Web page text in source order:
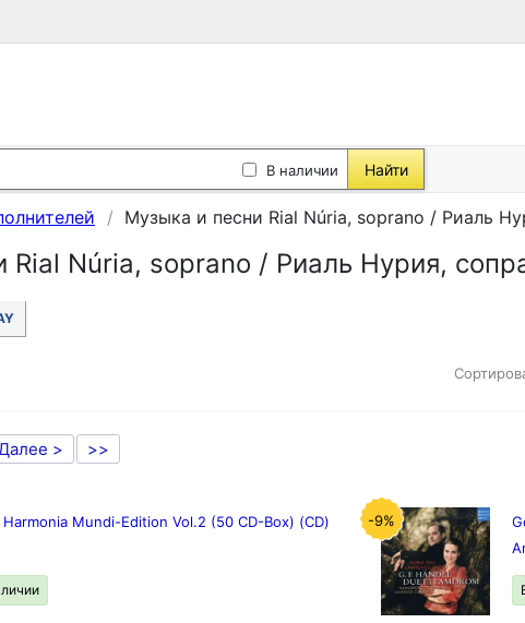
В наличии Найти
Музыка и песни Rial Núria, soprano / Риаль
Rial Núria, soprano / Риаль Нурия,
> >>
Mundi-Edition Vol.2 (50 CD-Box) (CD)
-9%